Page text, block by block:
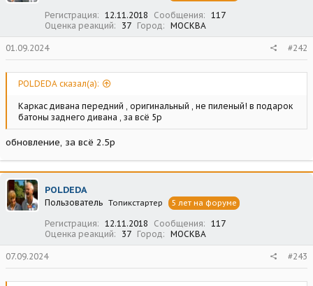
Регистрация 12.11.2018 Сообщения
117
Оценка реакций
37 Город МОСКВА
01.09.2024 #242
POLDEDA сказал(а):
Каркас дивана передний , оригинальный , не пиленый! в подарок
батоны заднего дивана , за всё 5р
обновление, за всё 2.5р
POLDEDA
Пользователь Топикстартер 5 лет на форуме
Регистрация 12.11.2018 Сообщения
117
Оценка реакций
37 Город МОСКВА
07.09.2024 #243